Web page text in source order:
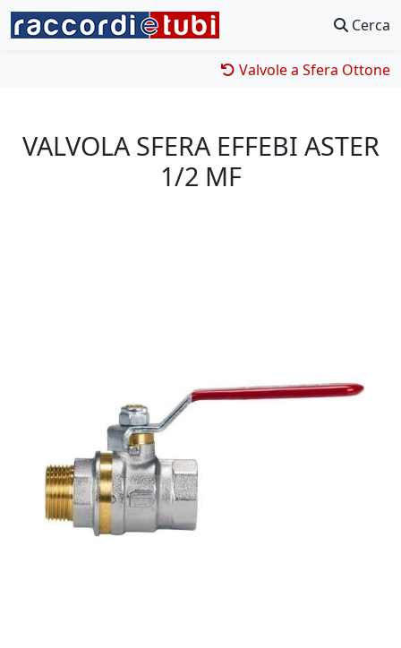
Cerca
Valvole a Sfera Ottone
VALVOLA SFERA EFFEBI ASTER
1/2 MF